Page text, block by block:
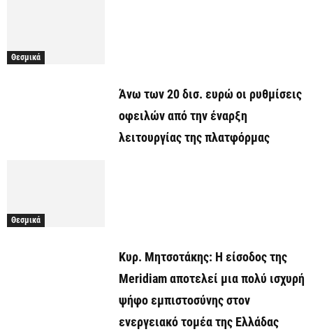
Θεσμικά
Άνω των 20 δισ. ευρώ οι ρυθμίσεις
οφειλών από την έναρξη
λειτουργίας της πλατφόρμας
Θεσμικά
Κυρ. Μητσοτάκης: Η είσοδος της
Meridiam αποτελεί μια πολύ ισχυρή
ψήφο εμπιστοσύνης στον
ενεργειακό τομέα της Ελλάδας